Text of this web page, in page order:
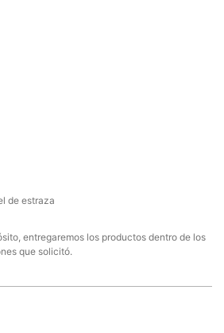
de estraza
entregaremos los productos dentro de los
que solicitó.